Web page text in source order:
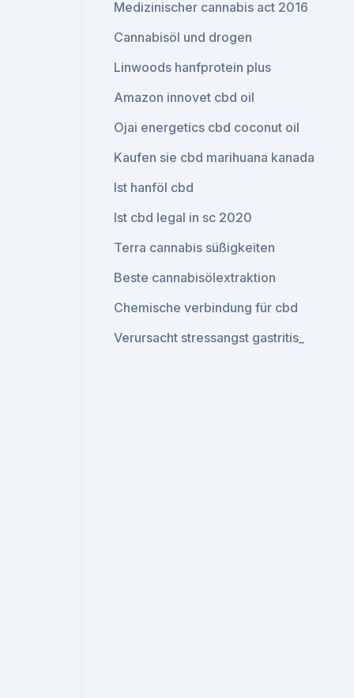
Medizinischer cannabis act 2016
Cannabisöl und drogen
Linwoods hanfprotein plus
Amazon innovet cbd oil
Ojai energetics cbd coconut oil
Kaufen sie cbd marihuana kanada
Ist hanföl cbd
Ist cbd legal in sc 2020
Terra cannabis süßigkeiten
Beste cannabisölextraktion
Chemische verbindung für cbd
Verursacht stressangst gastritis_